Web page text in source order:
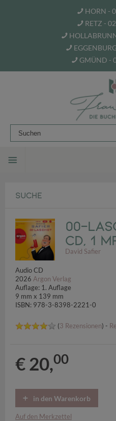
HORN -
RETZ -
GMÜND -
SUCHE
00-
CD, 1
David Safier
Audio CD
2026 Argon Verlag
Auflage: 1. Auflage
9 mm x 139 mm
ISBN: 978-3-8398-2221-0
(3 Rezensionen) -
€ 20,00
in den Warenkorb
Auf den Merkzettel